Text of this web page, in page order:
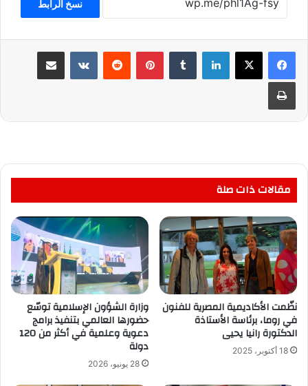
نسخ الرابط
لينكدإن بينتيريست مشاركة عبر البريد
طباعة
مقالات ذات صلة
نظّمت الأكاديمية المصرية للفنون
في روما، برئاسة الأستاذة
الدكتورة رانيا يحيى
18 أكتوبر، 2025
وزارة الشؤون الإسلامية توسّع
حضورها العالمي بتنفيذ برامج
دعوية وعلمية في أكثر من 120
دولة
28 يونيو، 2026